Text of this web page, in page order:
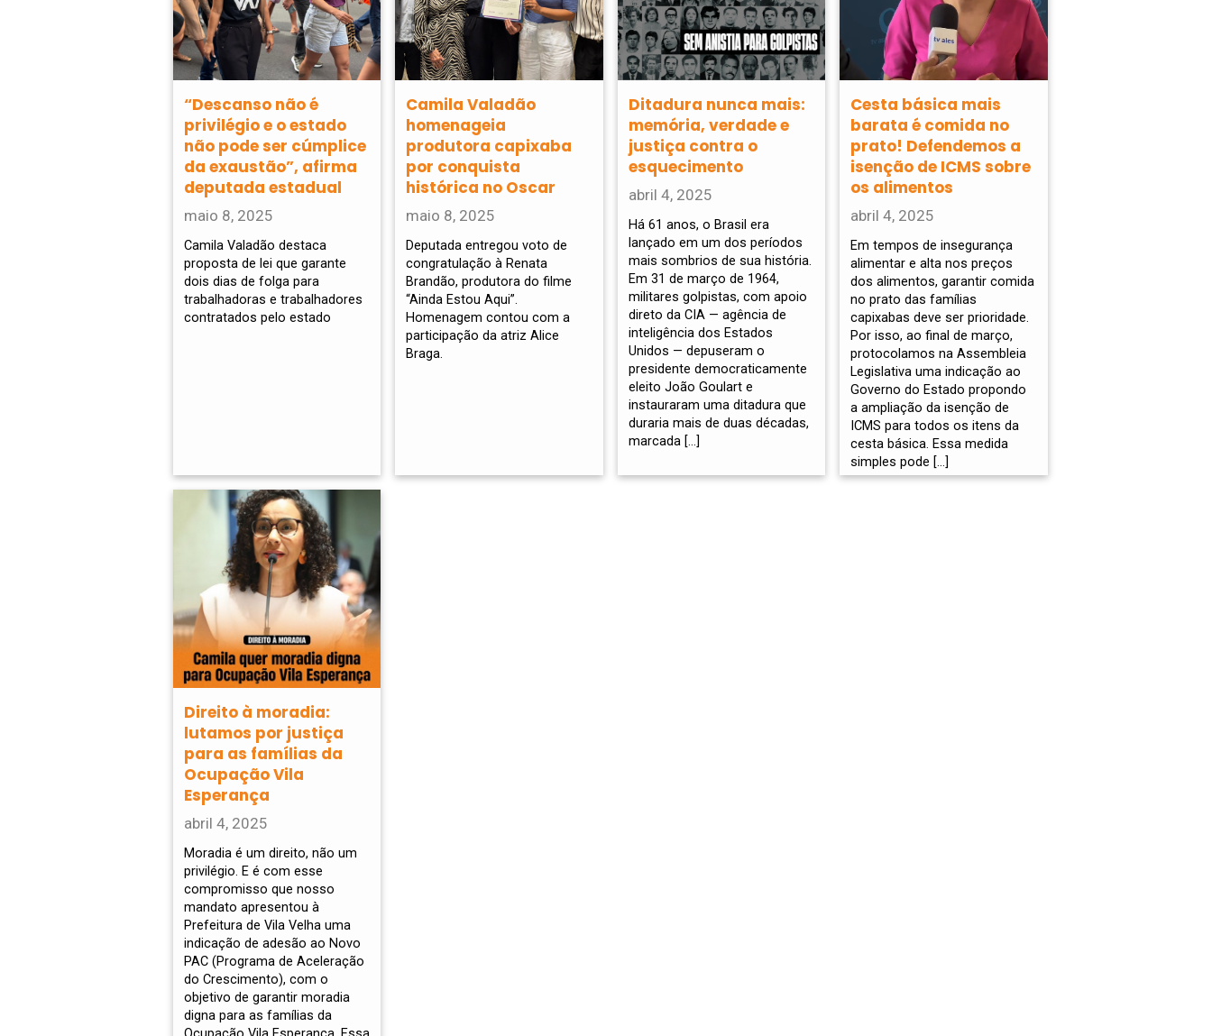
“Descanso não é
privilégio e o estado
não pode ser cúmplice
da exaustão”, afirma
deputada estadual
maio 8, 2025
Camila Valadão destaca
proposta de lei que garante
dois dias de folga para
trabalhadoras e trabalhadores
contratados pelo estado
Camila Valadão
homenageia
produtora capixaba
por conquista
histórica no Oscar
maio 8, 2025
Deputada entregou voto de
congratulação à Renata
Brandão, produtora do filme
“Ainda Estou Aqui”.
Homenagem contou com a
participação da atriz Alice
Braga.
Ditadura nunca mais:
memória, verdade e
justiça contra o
esquecimento
abril 4, 2025
Há 61 anos, o Brasil era
lançado em um dos períodos
mais sombrios de sua história.
Em 31 de março de 1964,
militares golpistas, com apoio
direto da CIA — agência de
inteligência dos Estados
Unidos — depuseram o
presidente democraticamente
eleito João Goulart e
instauraram uma ditadura que
duraria mais de duas décadas,
marcada […]
Cesta básica mais
barata é comida no
prato! Defendemos a
isenção de ICMS sobre
os alimentos
abril 4, 2025
Em tempos de insegurança
alimentar e alta nos preços
dos alimentos, garantir comida
no prato das famílias
capixabas deve ser prioridade.
Por isso, ao final de março,
protocolamos na Assembleia
Legislativa uma indicação ao
Governo do Estado propondo
a ampliação da isenção de
ICMS para todos os itens da
cesta básica. Essa medida
simples pode […]
Direito à moradia:
lutamos por justiça
para as famílias da
Ocupação Vila
Esperança
abril 4, 2025
Moradia é um direito, não um
privilégio. E é com esse
compromisso que nosso
mandato apresentou à
Prefeitura de Vila Velha uma
indicação de adesão ao Novo
PAC (Programa de Aceleração
do Crescimento), com o
objetivo de garantir moradia
digna para as famílias da